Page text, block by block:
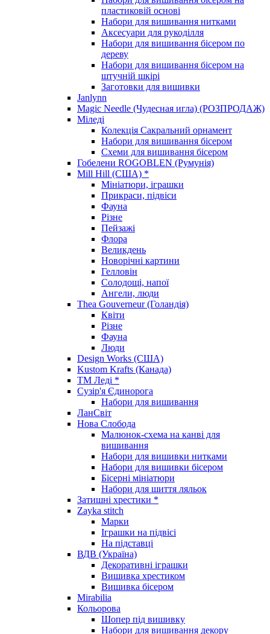
пластиковій основі
Набори для вишивання нитками
Аксесуари для рукоділля
Набори для вишивання бісером по
дереву
Набори для вишивання бісером на
штучній шкірі
Заготовки для вишивки
Janlynn
Magic Needle (Чудесная игла) (РОЗПРОДАЖ)
Міледі
Колекція Сакральний орнамент
Набори для вишивання бісером
Схеми для вишивання бісером
Гобелени ROGOBLEN (Румунія)
Mill Hill (США) *
Мініатюри, іграшки
Прикраси, підвіси
Фауна
Різне
Пейзажі
Флора
Великдень
Новорічні картини
Гелловін
Солодощі, напої
Ангели, люди
Thea Gouverneur (Голандія)
Квіти
Різне
Фауна
Люди
Design Works (США)
Kustom Krafts (Канада)
ТМ Леді *
Сузір'я Єдинорога
Набори для вишивання
ЛанСвіт
Нова Слобода
Малюнок-схема на канві для
вишивання
Набори для вишивки нитками
Набори для вишивки бісером
Бісерні мініатюри
Набори для шиття ляльок
Затишні хрестики *
Zayka stitch
Марки
Іграшки на підвісі
На підставці
ВДВ (Україна)
Декоративні іграшки
Вишивка хрестиком
Вишивка бісером
Mirabilia
Кольорова
Шопер під вишивку
Набори для вишивання декору